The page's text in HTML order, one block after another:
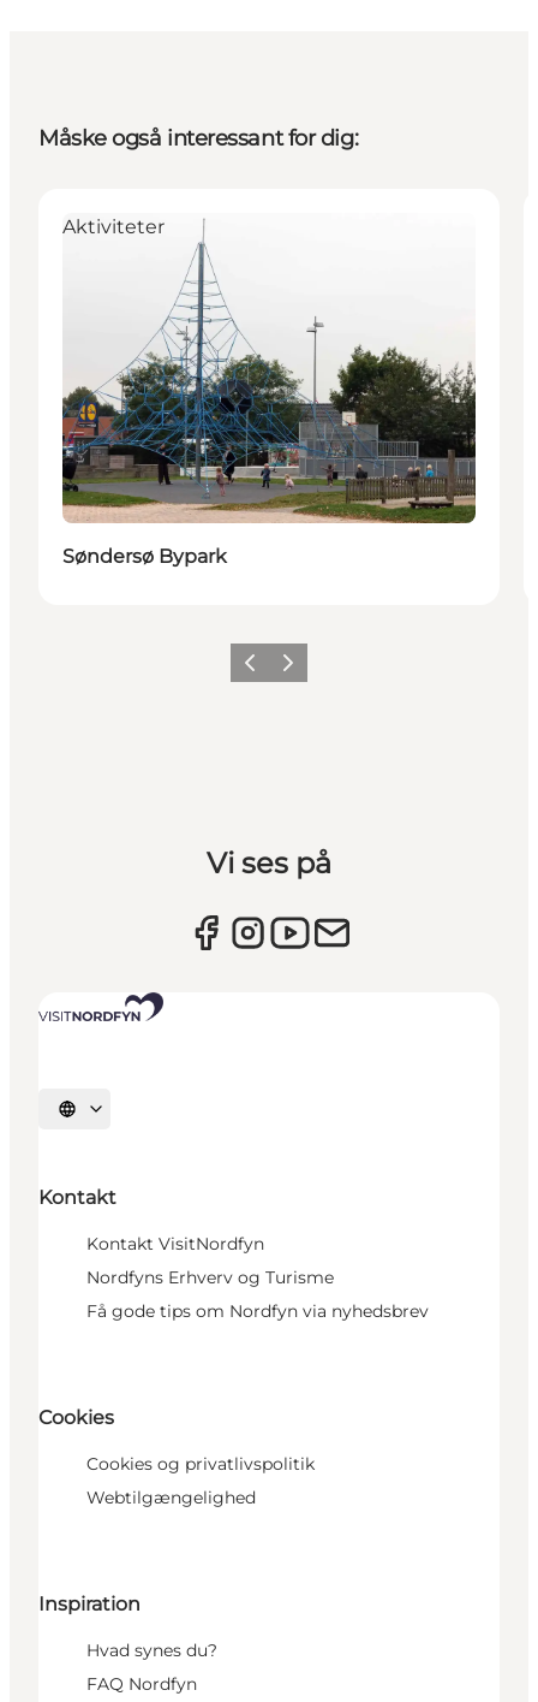
Måske også interessant for dig:
Aktiviteter
Søndersø Bypark
Forrige billede
Næste billede
Vi ses på
Vælg sprog
Kontakt
Kontakt VisitNordfyn
Nordfyns Erhverv og Turisme
Få gode tips om Nordfyn via nyhedsbrev
Cookies
Cookies og privatlivspolitik
Webtilgængelighed
Inspiration
Hvad synes du?
FAQ Nordfyn